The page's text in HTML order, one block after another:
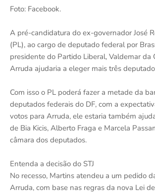
Foto: Facebook.
A pré-candidatura do ex-governador José
(PL), ao cargo de deputado federal por
presidente do Partido Liberal, Valdemar da
Arruda ajudaria a eleger mais três
Com isso o PL poderá fazer a metade da
deputados federais do DF, com a
votos para Arruda, ele estaria também
de Bia Kicis, Alberto Fraga e Marcela
câmara dos deputados.
Entenda a decisão do STJ
No recesso, Martins atendeu a um pedido
Arruda, com base nas regras da nova Lei